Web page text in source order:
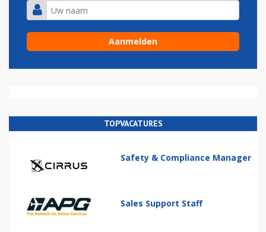
TOPVACATURES
Safety & Compliance Manager
Sales Support Staff